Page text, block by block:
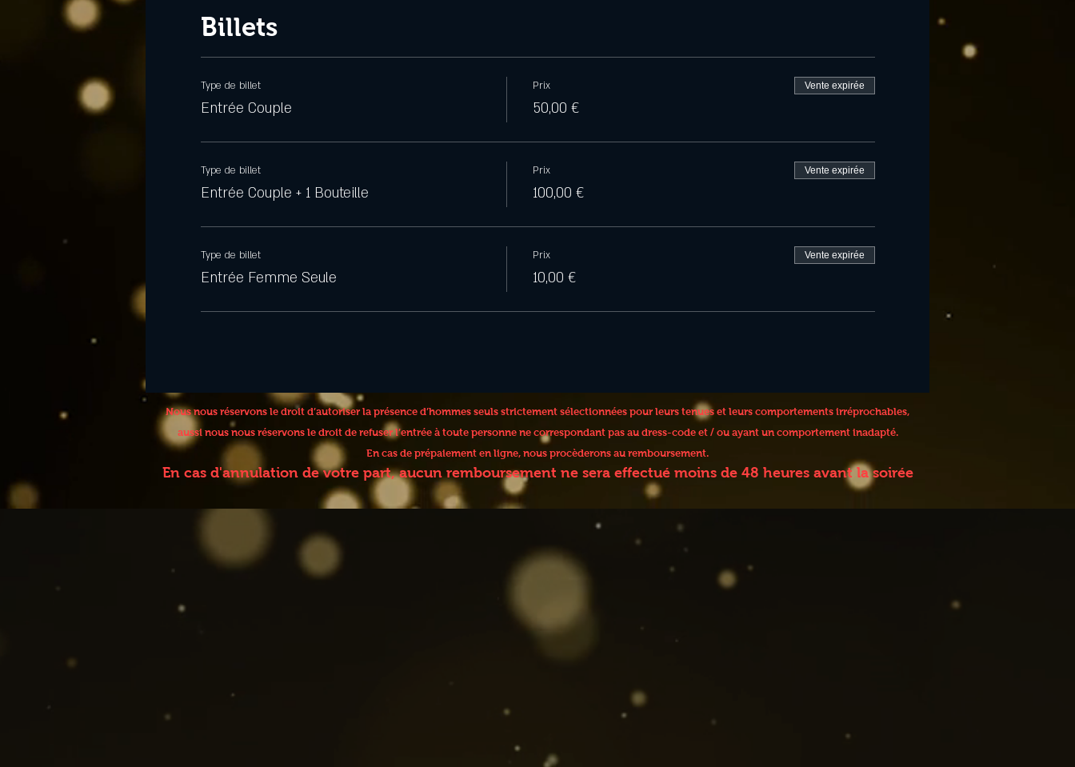
Billets
Type de billet
Entrée Couple
Prix
50,00 €
Vente expirée
Type de billet
Entrée Couple + 1 Bouteille
Prix
100,00 €
Vente expirée
Type de billet
Entrée Femme Seule
Prix
10,00 €
Vente expirée
Nous nous réservons le droit d’autoriser la présence d’hommes seuls strictement sélectionnées pour leurs tenues et leurs comportements irréprochables,
aussi nous nous réservons le droit de refuser l’entrée à toute personne ne correspondant pas au dress-code et / ou ayant un comportement inadapté.
En cas de prépaiement en ligne, nous procèderons au remboursement.
En cas d'annulation de votre part, aucun remboursement ne sera effectué moins de 48 heures avant la soirée